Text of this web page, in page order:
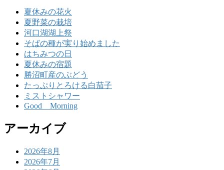
夏休みの花火
夏野菜の栽培
河口湖湖上祭
そばの種が実り始めました
はちみつの日
夏休みの宿題
勝沼町産のぶどう
たっぷりとろける白茄子
ミストシャワー
Good Morning
アーカイブ
2026年8月
2026年7月